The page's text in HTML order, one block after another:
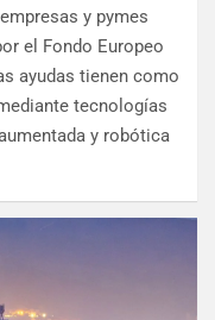
y pymes
el Fondo Europeo
ayudas tienen como
tecnologías
y robótica